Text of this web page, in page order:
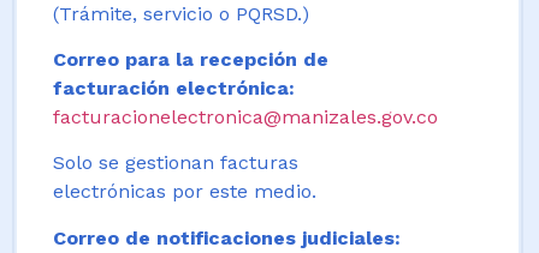
(Trámite, servicio o PQRSD.)
Correo para la recepción de
facturación electrónica:
facturacionelectronica@manizales.gov.co
Solo se gestionan facturas
electrónicas por este medio.
Correo de notificaciones judiciales: